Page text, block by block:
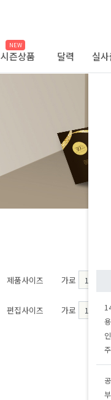
NEW
시즌상품 달력 실
제품사이즈 가로
편집사이즈 가로